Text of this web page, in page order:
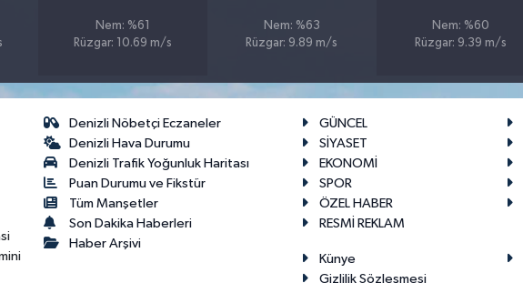
Nem: %61
Rüzgar: 10.69 m/s
Nem: %63
Rüzgar: 9.89 m/s
Nem: %60
Rüzgar: 9.39 m/s
Denizli Nöbetçi Eczaneler
Denizli Hava Durumu
Denizli Trafik Yoğunluk Haritası
Puan Durumu ve Fikstür
Tüm Manşetler
Son Dakika Haberleri
Haber Arşivi
GÜNCEL
SİYASET
EKONOMİ
SPOR
ÖZEL HABER
RESMİ REKLAM
Künye
Gizlilik Sözleşmesi